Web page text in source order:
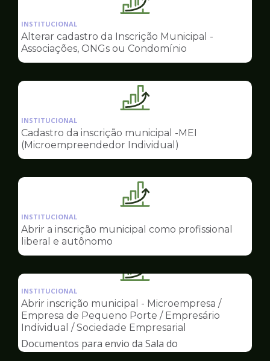
Ilustração
pagina
de
Sala
Empreendedor
INSTITUCIONAL
Alterar cadastro da Inscrição Municipal -
Associações, ONGs ou Condomínio
Ilustração
pagina
de
Sala
Empreendedor
INSTITUCIONAL
Cadastro da inscrição municipal -MEI
(Microempreendedor Individual)
Ilustração
pagina
Sala
Empreendedor
INSTITUCIONAL
Abrir a inscrição municipal como profissional
liberal e autônomo
Ilustração
pagina
de
Sala
do
Empreendedor
INSTITUCIONAL
Abrir inscrição municipal - Microempresa /
Empresa de Pequeno Porte / Empresário
Individual / Sociedade Empresarial
Documentos para envio da Sala do